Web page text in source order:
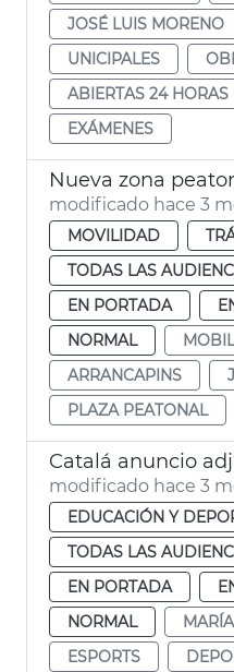
JOSÉ LUIS MORENO
UNICIPALES
ABIERTAS 24 HORAS
EXÁMENES
modificado hace 3
MOVILIDAD
TODAS LAS
EN PORTADA
NORMAL
ARRANCAPINS
PLAZA PEATONAL
modificado hace 3
EDUCACIÓN Y
TODAS LAS
EN PORTADA
NORMAL
ESPORTS